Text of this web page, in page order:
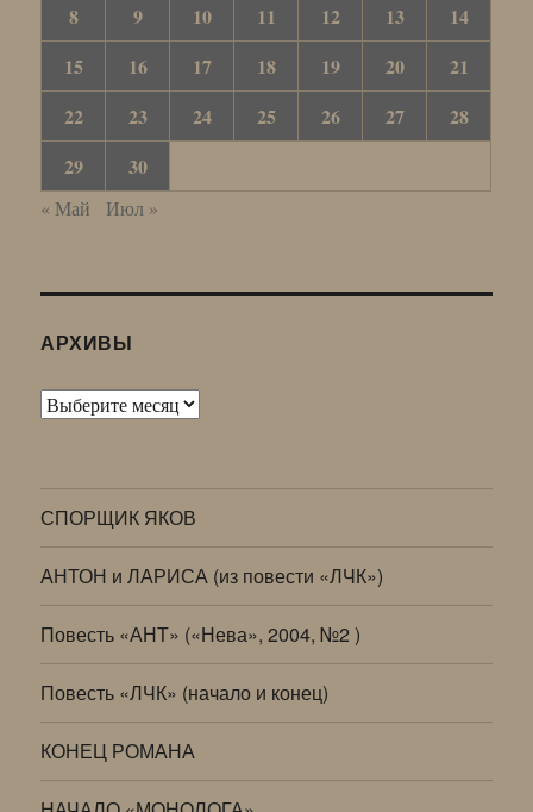
8
9 10 11 12 13
14
15
16 17 18 19 20
21
22
23 24 25 26 27
28
29
30
« Май Июл »
АРХИВЫ
Архивы
СПОРЩИК ЯКОВ
АНТОН и ЛАРИСА (из повести «ЛЧК»)
Повесть «АНТ» («Нева», 2004, №2 )
Повесть «ЛЧК» (начало и конец)
КОНЕЦ РОМАНА